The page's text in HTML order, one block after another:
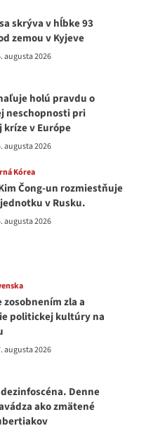
skrýva v hĺbke 93
zemou v Kyjeve
augusta 2026
holú pravdu o
neschopnosti pri
kríze v Európe
augusta 2026
Kórea
Čong-un rozmiestňuje
v Rusku.
augusta 2026
zosobnením zla a
politickej kultúry na
augusta 2026
Denne
ako zmätené